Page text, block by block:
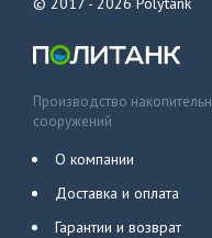
Производство
сооружений
О компании
Доставка и оплата
Гарантии и возврат